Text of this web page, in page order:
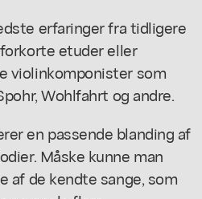
erfaringer fra tidligere
etuder eller
violinkomponister som
Wohlfahrt og andre.
en passende blanding af
Måske kunne man
af de kendte sange, som